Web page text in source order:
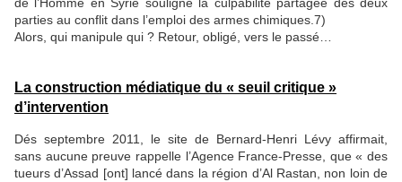
parties au conflit dans l’emploi des armes chimiques.7)
Alors, qui manipule qui ? Retour, obligé, vers le passé…
La construction médiatique du « seuil critique »
d’intervention
Dés septembre 2011, le site de Bernard-Henri Lévy affirmait,
sans aucune preuve rappelle l’Agence France-Presse, que « des
tueurs d’Assad [ont] lancé dans la région d’Al Rastan, non loin de